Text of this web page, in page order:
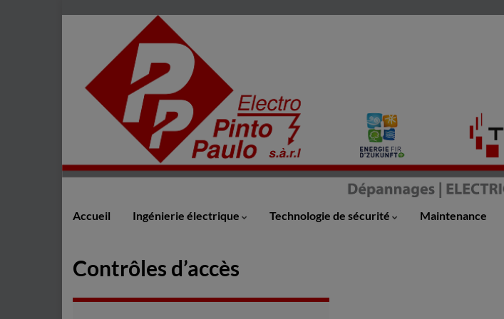
Accueil Ingénierie électrique Technologie de sécurité Maintenance
Contrôles d’accès